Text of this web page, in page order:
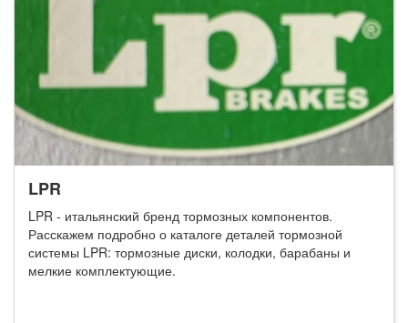
LPR
LPR - итальянский бренд тормозных компонентов.
Расскажем подробно о каталоге деталей тормозной
системы LPR: тормозные диски, колодки, барабаны и
мелкие комплектующие.